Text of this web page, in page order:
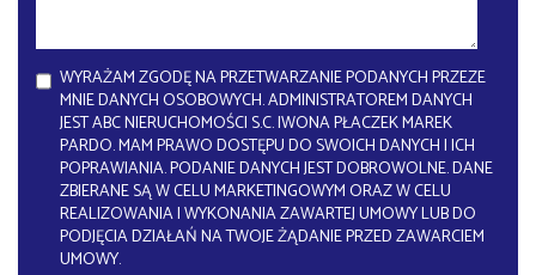
WYRAŻAM ZGODĘ NA PRZETWARZANIE PODANYCH PRZEZE
MNIE DANYCH OSOBOWYCH. ADMINISTRATOREM DANYCH
JEST ABC NIERUCHOMOŚCI S.C. IWONA PŁACZEK MAREK
PARDO. MAM PRAWO DOSTĘPU DO SWOICH DANYCH I ICH
POPRAWIANIA. PODANIE DANYCH JEST DOBROWOLNE. DANE
ZBIERANE SĄ W CELU MARKETINGOWYM ORAZ W CELU
REALIZOWANIA I WYKONANIA ZAWARTEJ UMOWY LUB DO
PODJĘCIA DZIAŁAŃ NA TWOJE ŻĄDANIE PRZED ZAWARCIEM
UMOWY.